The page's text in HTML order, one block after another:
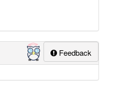
Feedback